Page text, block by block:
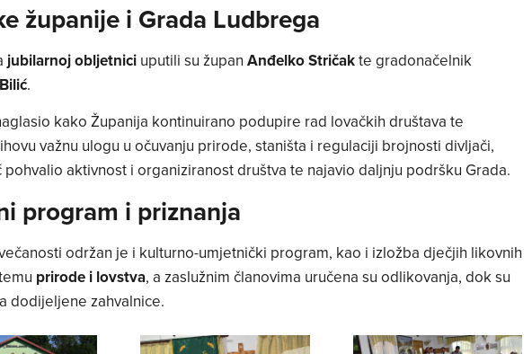
županije i Grada Ludbrega
jubilarnoj obljetniciuputili su župan Anđelko Stričakte gradonačelnik
.
kako Županija kontinuirano podupire rad lovačkih društava te
važnu ulogu u očuvanju prirode, staništa i regulaciji brojnosti divljači,
aktivnost i organiziranost društva te najavio daljnju podršku Grada.
program i priznanja
održan je i kulturno-umjetnički program, kao i izložba dječjih likovnih
prirode i lovstva, a zaslužnim članovima uručena su odlikovanja, dok su
dodijeljene zahvalnice.